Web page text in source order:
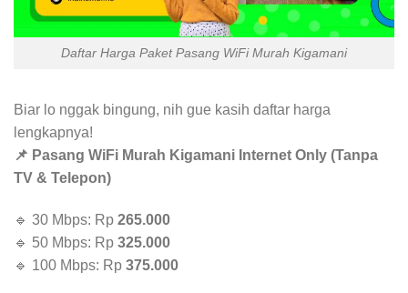
Daftar Harga Paket Pasang WiFi Murah Kigamani
Biar lo nggak bingung, nih gue kasih daftar harga
lengkapnya!
📌 Pasang WiFi Murah Kigamani Internet Only (Tanpa
TV & Telepon)
🔹 30 Mbps: Rp 265.000
🔹 50 Mbps: Rp 325.000
🔹 100 Mbps: Rp 375.000